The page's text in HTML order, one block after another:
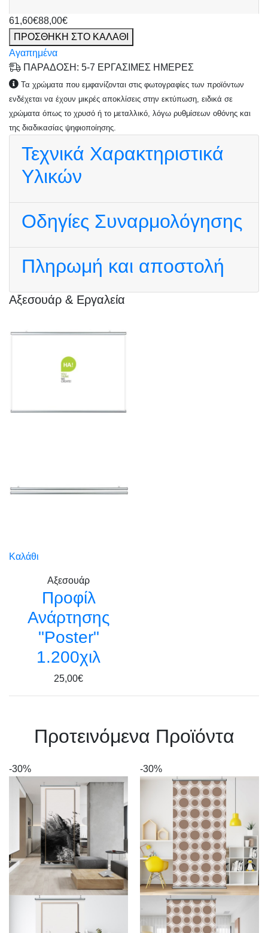
61,60€88,00€
ΠΡΟΣΘΗΚΗ ΣΤΟ ΚΑΛΑΘΙ
Αγαπημένα
ΠΑΡΑΔΟΣΗ: 5-7 ΕΡΓΑΣΙΜΕΣ ΗΜΕΡΕΣ
Τα χρώματα που εμφανίζονται στις φωτογραφίες των προϊόντων
ενδέχεται να έχουν μικρές αποκλίσεις στην εκτύπωση, ειδικά σε
χρώματα όπως το χρυσό ή το μεταλλικό, λόγω ρυθμίσεων οθόνης και
της διαδικασίας ψηφιοποίησης.
Τεχνικά Χαρακτηριστικά
Υλικών
Οδηγίες Συναρμολόγησης
Πληρωμή και αποστολή
Αξεσουάρ & Εργαλεία
Καλάθι
Αξεσουάρ
Προφίλ
Ανάρτησης
"Poster"
1.200χιλ
25,00€
Πρoτεινόμενα Προϊόντα
-30% -30%